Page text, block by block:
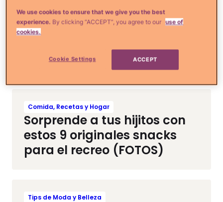
Comida, Recetas y Hogar
yogurt y maracuyá
Comida, Recetas y Hogar
Sorprende a tus hijitos con
estos 9 originales snacks
para el recreo (FOTOS)
Tips de Moda y Belleza
We use cookies to ensure that we give you the best
experience. By clicking “ACCEPT”, you agree to our use of
cookies.
Cookie Settings ACCEPT